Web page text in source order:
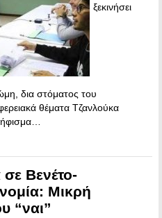
ξεκινήσει
δια στόματος του
θέματα Τζανλούκα
Βενέτο-
Μικρή
“ναι”